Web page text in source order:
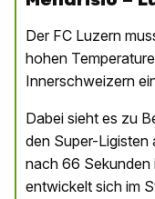
Der FC Luzern
hohen
Innerschweizern
Dabei sieht es zu
den Super-Ligisten
nach 66 Sekunden
entwickelt sich im